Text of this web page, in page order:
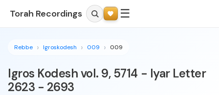
Torah Recordings ☰
Rebbe Igroskodesh 009 009
Igros Kodesh vol. 9, 5714 - Iyar Letter
2623 - 2693